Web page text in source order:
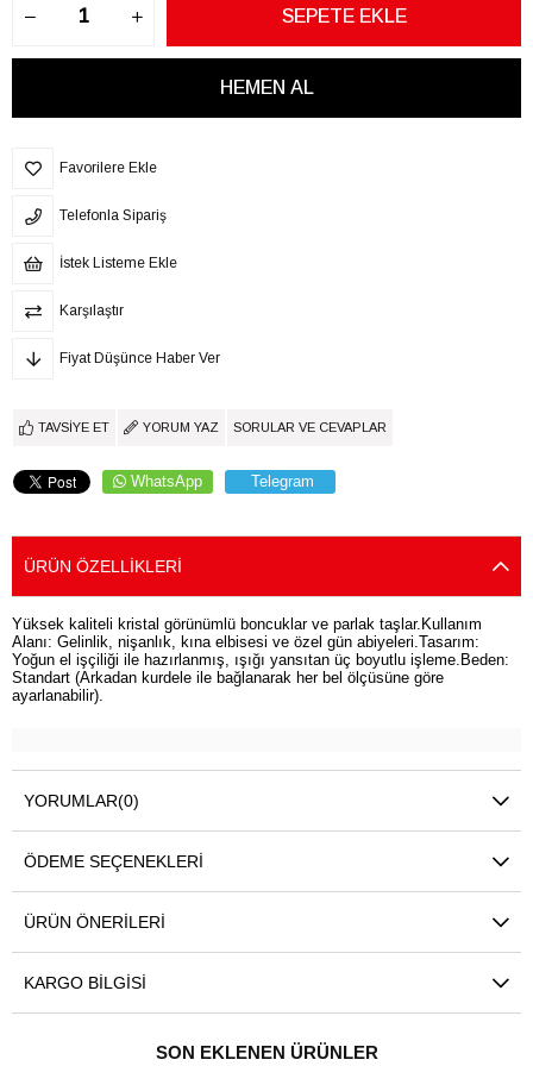
Favorilere Ekle
Telefonla Sipariş
İstek Listeme Ekle
Karşılaştır
Fiyat Düşünce Haber Ver
TAVSIYE ET YORUM YAZ SORULAR VE CEVAPLAR
WhatsApp Telegram
ÜRÜN ÖZELLIKLERI
Yüksek kaliteli kristal görünümlü boncuklar ve parlak taşlar.Kullanım
Alanı: Gelinlik, nişanlık, kına elbisesi ve özel gün abiyeleri.Tasarım:
Yoğun el işçiliği ile hazırlanmış, ışığı yansıtan üç boyutlu işleme.Beden:
Standart (Arkadan kurdele ile bağlanarak her bel ölçüsüne göre
ayarlanabilir).
YORUMLAR(0)
ÖDEME SEÇENEKLERI
ÜRÜN ÖNERILERI
KARGO BILGISI
SON EKLENEN ÜRÜNLER